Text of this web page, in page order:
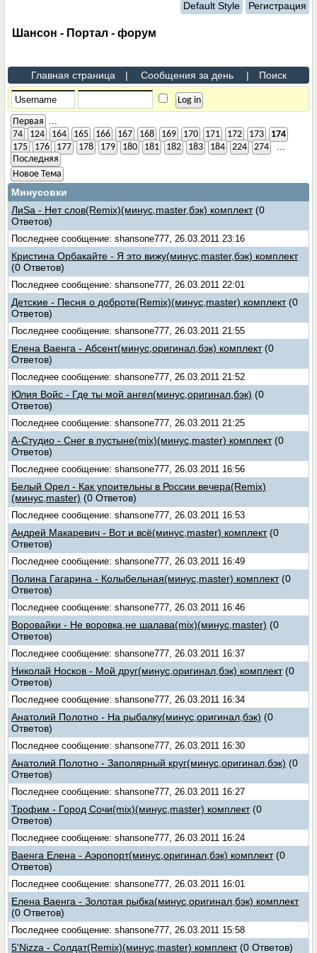
Default Style Регистрация
Шансон - Портал - форум
Главная страница | Сообщения за день | Поиск
Первая
74 124 164 165 166 167 168 169 170 171 172 173
174
175
176 177 178 179 180 181 182 183 184 224 274
Последняя
Новое Тема
Минусовки
ЛиSa - Нет слов(Remix)(минус,master,бэк) комплект (0
Ответов)
Последнее сообщение: shansone777, 26.03.2011 23:16
Кристина Орбакайте - Я это вижу(минус,master,бэк) комплект
(0 Ответов)
Последнее сообщение: shansone777, 26.03.2011 22:01
Детские - Песня о доброте(Remix)(минус,master) комплект (0
Ответов)
Последнее сообщение: shansone777, 26.03.2011 21:55
Елена Ваенга - Абсент(минус,оригинал,бэк) комплект (0
Ответов)
Последнее сообщение: shansone777, 26.03.2011 21:52
Юлия Войс - Где ты мой ангел(минус,оригинал,бэк) (0
Ответов)
Последнее сообщение: shansone777, 26.03.2011 21:25
А-Студио - Снег в пустыне(mix)(минус,master) комплект (0
Ответов)
Последнее сообщение: shansone777, 26.03.2011 16:56
Белый Орел - Как упоительны в России вечера(Remix)
(минус,master) (0 Ответов)
Последнее сообщение: shansone777, 26.03.2011 16:53
Андрей Макаревич - Вот и всё(минус,master) комплект (0
Ответов)
Последнее сообщение: shansone777, 26.03.2011 16:49
Полина Гагарина - Колыбельная(минус,master) комплект (0
Ответов)
Последнее сообщение: shansone777, 26.03.2011 16:46
Воровайки - Не воровка,не шалава(mix)(минус,master) (0
Ответов)
Последнее сообщение: shansone777, 26.03.2011 16:37
Николай Носков - Мой друг(минус,оригинал,бэк) комплект (0
Ответов)
Последнее сообщение: shansone777, 26.03.2011 16:34
Анатолий Полотно - На рыбалку(минус,оригинал,бэк) (0
Ответов)
Последнее сообщение: shansone777, 26.03.2011 16:30
Анатолий Полотно - Заполярный круг(минус,оригинал,бэк) (0
Ответов)
Последнее сообщение: shansone777, 26.03.2011 16:27
Трофим - Город Сочи(mix)(минус,master) комплект (0
Ответов)
Последнее сообщение: shansone777, 26.03.2011 16:24
Ваенга Елена - Аэропорт(минус,оригинал,бэк) комплект (0
Ответов)
Последнее сообщение: shansone777, 26.03.2011 16:01
Елена Ваенга - Золотая рыбка(минус,оригинал,бэк) комплект
(0 Ответов)
Последнее сообщение: shansone777, 26.03.2011 15:58
5'Nizza - Солдат(Remix)(минус,master) комплект (0 Ответов)